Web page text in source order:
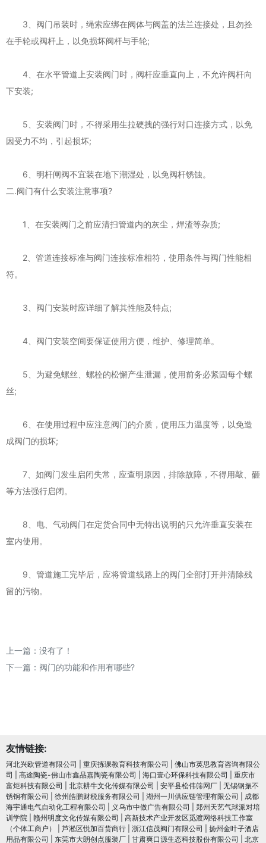
3、阀门吊装时，绳索应绑在阀体与阀盖的法兰连接处，且勿拴
在手轮或阀杆上，以免损坏阀杆与手轮;
4、在水平管道上安装阀门时，阀杆应垂直向上，不允许阀杆向
下安装;
5、安装阀门时，不得采用生拉硬拽的强行对口连接方式，以免
因受力不均，引起损坏;
6、明杆闸阀不宜装在地下潮湿处，以免阀杆锈蚀。
二.阀门有什么安装注意事项?
1、在安装阀门之前应清扫管道内的灰尘，焊渣等杂质;
2、管道连接标准与阀门连接标准相符，使用条件与阀门性能相
符。
3、阀门安装时应详细了解其性能及特点;
4、阀门安装空间要保证使用方便，维护、修理简单。
5、为避免螺丝、螺栓的松懈产生泄漏，使用前务必紧固每个螺
丝;
6、在使用过程中应注意阀门的介质，使用压力温度等，以免造
成阀门的损坏;
7、如阀门发生启闭失常，应查明原因，排除故障，不得用敲、砸
等方法强行启闭。
8、电、气动阀门在定货合同中无特出说明的只允许垂直安装在
室内使用。
9、管道施工完毕后，应将管道线路上的阀门全部打开并清除残
留的污物。
上一篇：没有了！
下一篇： 阀门的功能和作用有哪些?
友情链接:
河北兴欧管道有限公司 重庆拣课教育科技有限公司
佛山市英思教育咨询有限公
司
高途陶瓷-佛山市鑫品嘉陶瓷有限公司 海口壹心环保科技有限公司
重庆市
富炬科技有限公司
北京耕牛文化传媒有限公司 安平县松伟筛网厂
无锡钢振不
锈钢有限公司
徐州皓鹏财税服务有限公司 湖州一川供应链管理有限公司
成都
海宇通电气自动化工程有限公司
义乌市中傲广告有限公司
郑州天艺气球派对培
训学院
赣州明度文化传媒有限公司
高新技术产业开发区觅渡网络科技工作室
（个体工商户）
芦淞区悦加百货商行 浙江信茂阀门有限公司
扬州金叶子酒店
用品有限公司
东莞市大朗创点服装厂 甘肃爽口源生态科技股份有限公司 北京